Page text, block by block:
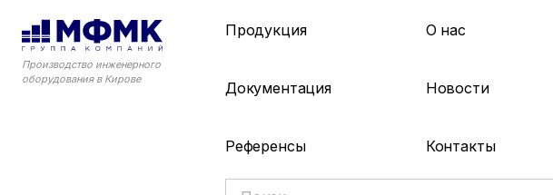
Производство инженерного
оборудования в Кирове
Продукция О нас
Документация
Новости
Референсы
Контакты